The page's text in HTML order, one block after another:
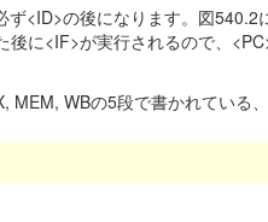
<ID>の後になります。図
に<IF>が実行されるので、
WBの5段で書かれている